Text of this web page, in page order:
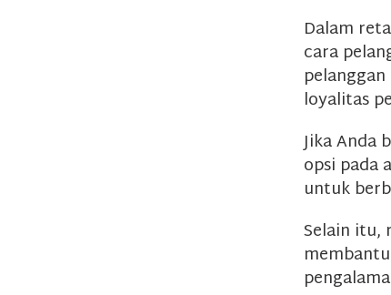
Dalam
cara
loyalitas
Jika Anda
opsi pada
untuk
Selain itu,
membantu